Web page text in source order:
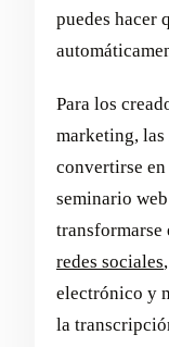
puedes hacer
Para los
marketing, las
convertirse
seminario
transformarse
redes sociales
electrónico y
la